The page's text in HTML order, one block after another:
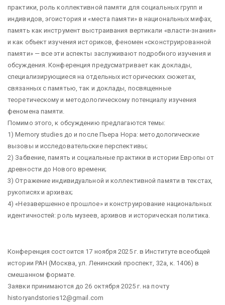
практики, роль коллективной памяти для социальных групп и
индивидов, эгоистория и «места памяти» в национальных мифах,
память как инструмент выстраивания вертикали «власти-знания»
и как объект изучения историков, феномен «сконструированной
памяти» — все эти аспекты заслуживают подробного изучения и
обсуждения. Конференция предусматривает как доклады,
специализирующиеся на отдельных исторических сюжетах,
связанных с памятью, так и доклады, посвященные
теоретическому и методологическому потенциалу изучения
феномена памяти.
Помимо этого, к обсуждению предлагаются темы:
1) Memory studies до и после Пьера Нора: методологические
вызовы и исследовательские перспективы;
2) Забвение, память и социальные практики в истории Европы от
древности до Нового времени;
3) Отражение индивидуальной и коллективной памяти в текстах,
рукописях и архивах;
4) «Незавершенное прошлое» и конструирование национальных
идентичностей: роль музеев, архивов и историческая политика.
Конференция состоится 17 ноября 2025 г. в Институте всеобщей
истории РАН (Москва, ул. Ленинский проспект, 32а, к. 1406) в
смешанном формате.
Заявки принимаются до 26 октября 2025 г. на почту
historyandstories12@gmail.com